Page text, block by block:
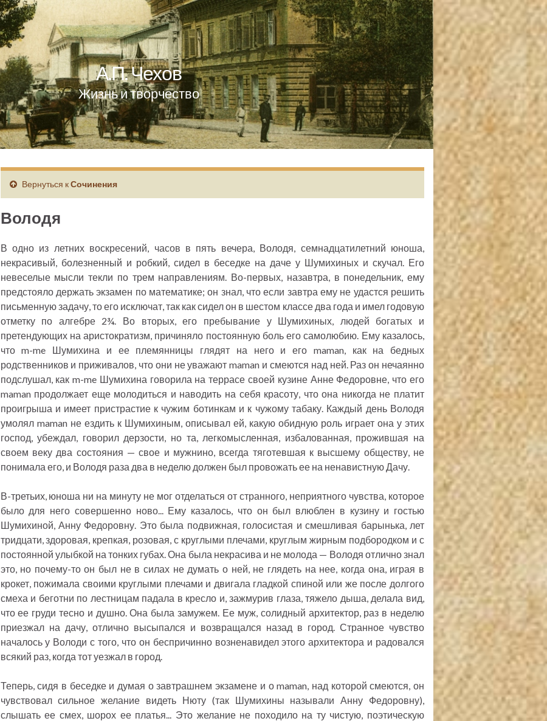
А.П. Чехов
Жизнь и творчество
Вернуться кСочинения
Володя
В одно из летних воскресений, часов в пять вечера, Володя, семнадцатилетний юноша,
некрасивый, болезненный и робкий, сидел в беседке на даче у Шумихиных и скучал. Его
невеселые мысли текли по трем направлениям. Во-первых, назавтра, в понедельник, ему
предстояло держать экзамен по математике; он знал, что если завтра ему не удастся решить
письменную задачу, то его исключат, так как сидел он в шестом классе два года и имел годовую
отметку по алгебре 2¾. Во вторых, его пребывание у Шумихиных, людей богатых и
претендующих на аристократизм, причиняло постоянную боль его самолюбию. Ему казалось,
что m-me Шумихина и ее племянницы глядят на него и его maman, как на бедных
родственников и приживалов, что они не уважают maman и смеются над ней. Раз он нечаянно
подслушал, как m-me Шумихина говорила на террасе своей кузине Анне Федоровне, что его
maman продолжает еще молодиться и наводить на себя красоту, что она никогда не платит
проигрыша и имеет пристрастие к чужим ботинкам и к чужому табаку. Каждый день Володя
умолял maman не ездить к Шумихиным, описывал ей, какую обидную роль играет она у этих
господ, убеждал, говорил дерзости, но та, легкомысленная, избалованная, прожившая на
своем веку два состояния — свое и мужнино, всегда тяготевшая к высшему обществу, не
понимала его, и Володя раза два в неделю должен был провожать ее на ненавистную Дачу.
В-третьих, юноша ни на минуту не мог отделаться от странного, неприятного чувства, которое
было для него совершенно ново... Ему казалось, что он был влюблен в кузину и гостью
Шумихиной, Анну Федоровну. Это была подвижная, голосистая и смешливая барынька, лет
тридцати, здоровая, крепкая, розовая, с круглыми плечами, круглым жирным подбородком и с
постоянной улыбкой на тонких губах. Она была некрасива и не молода — Володя отлично знал
это, но почему-то он был не в силах не думать о ней, не глядеть на нее, когда она, играя в
крокет, пожимала своими круглыми плечами и двигала гладкой спиной или же после долгого
смеха и беготни по лестницам падала в кресло и, зажмурив глаза, тяжело дыша, делала вид,
что ее груди тесно и душно. Она была замужем. Ее муж, солидный архитектор, раз в неделю
приезжал на дачу, отлично высыпался и возвращался назад в город. Странное чувство
началось у Володи с того, что он беспричинно возненавидел этого архитектора и радовался
всякий раз, когда тот уезжал в город.
Теперь, сидя в беседке и думая о завтрашнем экзамене и о maman, над которой смеются, он
чувствовал сильное желание видеть Нюту (так Шумихины называли Анну Федоровну),
слышать ее смех, шорох ее платья... Это желание не походило на ту чистую, поэтическую